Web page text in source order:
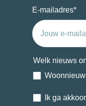
E-mailadres*
Welk nieuws
Ik ga